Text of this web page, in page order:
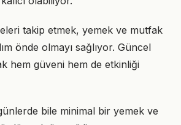
takip etmek, yemek ve mutfak
önde olmayı sağlıyor. Güncel
hem güveni hem de etkinliği
bile minimal bir yemek ve